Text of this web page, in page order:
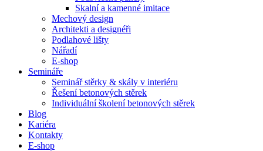
Skalní a kamenné imitace
Mechový design
Architekti a designéři
Podlahové lišty
Nářadí
E-shop
Semináře
Seminář stěrky & skály v interiéru
Řešení betonových stěrek
Individuální školení betonových stěrek
Blog
Kariéra
Kontakty
E-shop